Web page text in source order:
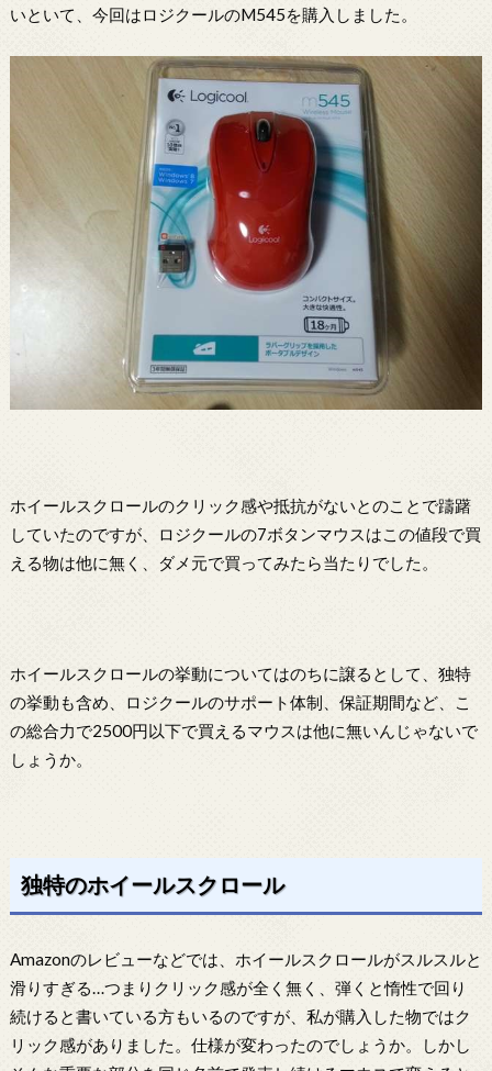
いといて、今回はロジクールのM545を購入しました。
ホイールスクロールのクリック感や抵抗がないとのことで躊躇
していたのですが、ロジクールの7ボタンマウスはこの値段で買
える物は他に無く、ダメ元で買ってみたら当たりでした。
ホイールスクロールの挙動についてはのちに譲るとして、独特
の挙動も含め、ロジクールのサポート体制、保証期間など、こ
の総合力で2500円以下で買えるマウスは他に無いんじゃないで
しょうか。
独特のホイールスクロール
Amazonのレビューなどでは、ホイールスクロールがスルスルと
滑りすぎる…つまりクリック感が全く無く、弾くと惰性で回り
続けると書いている方もいるのですが、私が購入した物ではク
リック感がありました。仕様が変わったのでしょうか。しかし